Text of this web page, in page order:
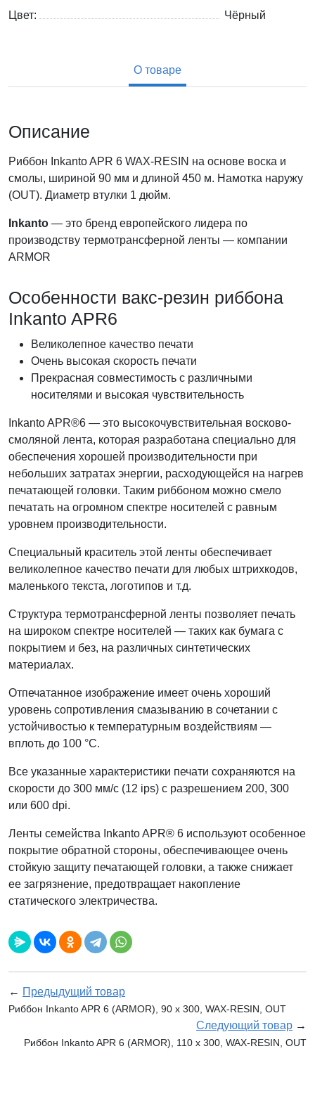
Цвет:
Чёрный
О товаре
Описание
Риббон Inkanto APR 6 WAX-RESIN на основе воска и
смолы, шириной 90 мм и длиной 450 м. Намотка наружу
(OUT). Диаметр втулки 1 дюйм.
Inkanto — это бренд европейского лидера по
производству термотрансферной ленты — компании
ARMOR
Особенности вакс-резин риббона
Inkanto APR6
Великолепное качество печати
Очень высокая скорость печати
Прекрасная совместимость с различными
носителями и высокая чувствительность
Inkanto APR®6 — это высокочувствительная восково-
смоляной лента, которая разработана специально для
обеспечения хорошей производительности при
небольших затратах энергии, расходующейся на нагрев
печатающей головки. Таким риббоном можно смело
печатать на огромном спектре носителей с равным
уровнем производительности.
Специальный краситель этой ленты обеспечивает
великолепное качество печати для любых штрихкодов,
маленького текста, логотипов и т.д.
Структура термотрансферной ленты позволяет печать
на широком спектре носителей — таких как бумага с
покрытием и без, на различных синтетических
материалах.
Отпечатанное изображение имеет очень хороший
уровень сопротивления смазыванию в сочетании с
устойчивостью к температурным воздействиям —
вплоть до 100 °C.
Все указанные характеристики печати сохраняются на
скорости до 300 мм/с (12 ips) с разрешением 200, 300
или 600 dpi.
Ленты семейства Inkanto APR® 6 используют особенное
покрытие обратной стороны, обеспечивающее очень
стойкую защиту печатающей головки, а также снижает
ее загрязнение, предотвращает накопление
статического электричества.
← Предыдущий товар
Риббон Inkanto APR 6 (ARMOR), 90 x 300, WAX-RESIN, OUT
Следующий товар →
Риббон Inkanto APR 6 (ARMOR), 110 х 300, WAX-RESIN, OUT